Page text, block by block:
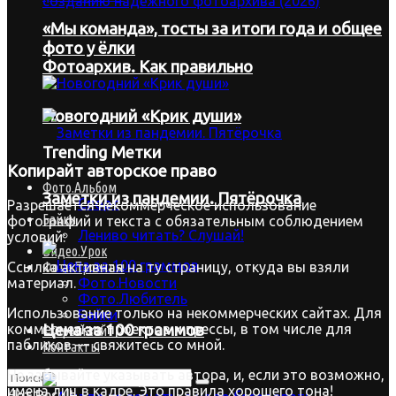
«Мы команда», тосты за итоги года и общее
фото у ёлки
Новогодний «Крик души»
Trending Метки
Фото.Альбом
Спорт
Байки
Лениво читать? Слушай!
Видео.Урок
Фото.Проекты
Фото.Новости
Фото.Любитель
Байки
Старый сайт
Контакты
Фотоархив. Как правильно
Заметки из пандемии. Пятёрочка
Цена за 100 граммов
Копирайт авторское право
Разрешается некоммерческое использование
фотографий и текста с обязательным соблюдением
условий:
Ссылка активная на ту страницу, откуда вы взяли
материал.
Использование только на некоммерческих сайтах. Для
коммерческих проектов и прессы, в том числе для
пабликов — свяжитесь со мной.
Не забывайте указывать автора, и, если это возможно,
имена лиц в кадре. Это правила хорошего тона!